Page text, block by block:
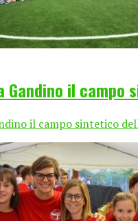
Gandino il campo
il campo sintetico